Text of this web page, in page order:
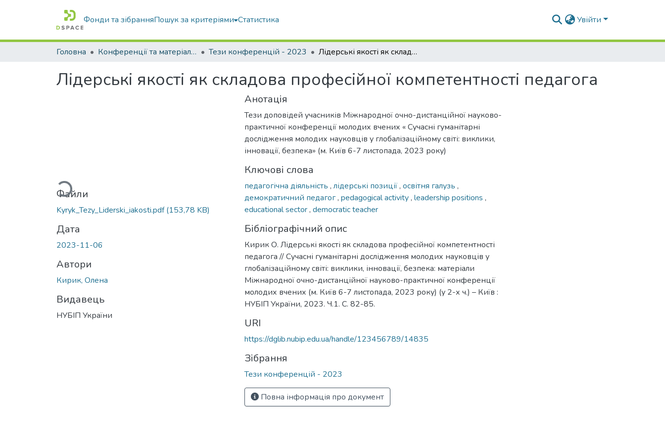
Фонди та зібранняПошук за критеріями Статистика Увійти
Головна Конференції та матеріали конференцій Тези конференцій - 2023 Лідерські якості як складова професійної компетентності педагога
Лідерські якості як складова професійної компетентності педагога
Вантажиться...
Файли
Kyryk_Tezy_Liderski_iakosti.pdf(153,78 KB)
Дата
2023-11-06
Автори
Кирик, Олена
Видавець
НУБІП України
Анотація
Тези доповідей учасників Міжнародної очно-дистанційної науково-
практичної конференції молодих вчених « Сучасні гуманітарні
дослідження молодих науковців у глобалізаційному світі: виклики,
інновації, безпека» (м. Київ 6-7 листопада, 2023 року)
Ключові слова
педагогічна діяльність , лідерські позиції, освітня галузь ,
демократичний педагог, pedagogical activity, leadership positions ,
educational sector, democratic teacher
Бібліографічний опис
Кирик О. Лідерські якості як складова професійної компетентності
педагога // Сучасні гуманітарні дослідження молодих науковців у
глобалізаційному світі: виклики, інновації, безпека: матеріали
Міжнародної очно-дистанційної науково-практичної конференції
молодих вчених (м. Київ 6-7 листопада, 2023 року) (у 2-х ч.) – Київ :
НУБІП України, 2023. Ч.1. С. 82-85.
URI
https://dglib.nubip.edu.ua/handle/123456789/14835
Зібрання
Тези конференцій - 2023
Повна інформація про документ